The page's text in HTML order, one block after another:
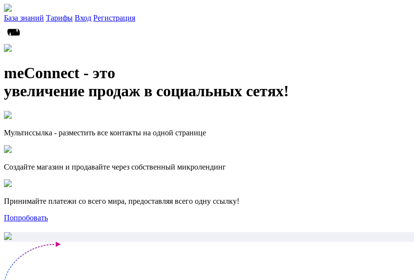
База знаний Тарифы Вход Регистрация
meConnect - это
увеличение продаж в социальных сетях!
Мультиссылка - разместить все контакты на одной странице
Создайте магазин и продавайте через собственный микролендинг
Принимайте платежи со всего мира, предоставляя всего одну ссылку!
Попробовать